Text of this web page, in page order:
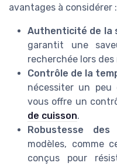
avantages à considérer :
Authenticité de la
garantit une
recherchée lors
Contrôle de la
nécessiter un peu
vous offre un
de cuisson.
Robustesse des
modèles, comme
conçus pour